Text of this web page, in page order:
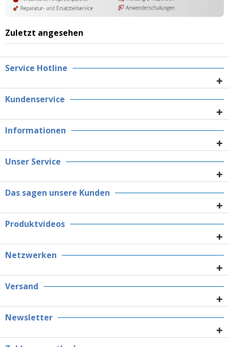
Zuletzt angesehen
Service Hotline
Kundenservice
Informationen
Unser Service
Das sagen unsere Kunden
Produktvideos
Netzwerken
Versand
Newsletter